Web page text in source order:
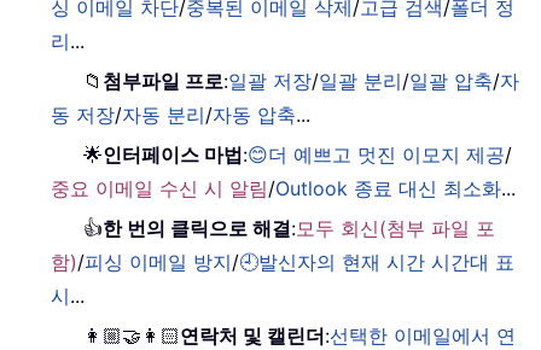
싱 이메일 차단/중복된 이메일 삭제/고급 검색/폴더 정
리...
📁 첨부파일 프로:일괄 저장/일괄 분리/일괄 압축/자
동 저장/자동 분리/자동 압축...
🌟인터페이스 마법:😊더 예쁘고 멋진 이모지 제공/
중요 이메일 수신 시 알림/Outlook 종료 대신 최소화...
👍한 번의 클릭으로 해결:모두 회신(첨부 파일 포
함)/피싱 이메일 방지/🕘발신자의 현재 시간 시간대 표
시...
👩🏼‍🤝‍👩🏻연락처 및 캘린더:선택한 이메일에서 연